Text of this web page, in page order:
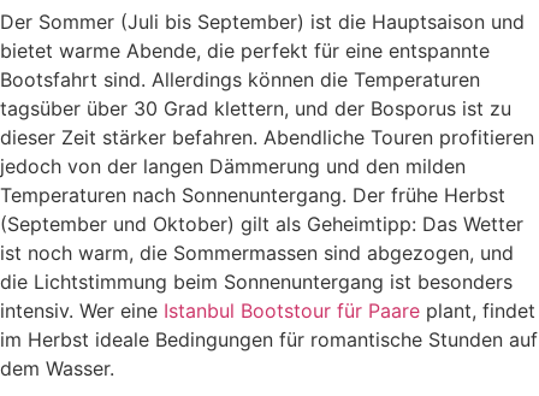
Der Sommer (Juli bis September) ist die Hauptsaison und
bietet warme Abende, die perfekt für eine entspannte
Bootsfahrt sind. Allerdings können die Temperaturen
tagsüber über 30 Grad klettern, und der Bosporus ist zu
dieser Zeit stärker befahren. Abendliche Touren profitieren
jedoch von der langen Dämmerung und den milden
Temperaturen nach Sonnenuntergang. Der frühe Herbst
(September und Oktober) gilt als Geheimtipp: Das Wetter
ist noch warm, die Sommermassen sind abgezogen, und
die Lichtstimmung beim Sonnenuntergang ist besonders
intensiv. Wer eine Istanbul Bootstour für Paare plant, findet
im Herbst ideale Bedingungen für romantische Stunden auf
dem Wasser.